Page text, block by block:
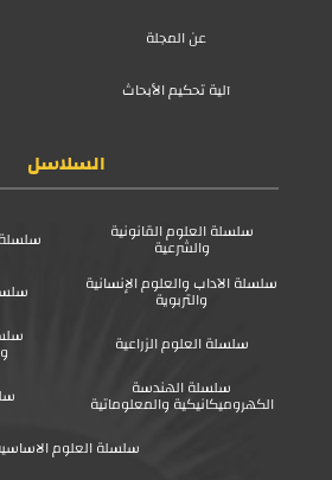
عن المجلة
آلية تحكيم الأبحاث
السلاسل
سلسلة العلوم القانونية
والشرعية
سلسلة
سلسلة الآداب والعلوم الإنسانية
والتربوية
سلسلة العلوم الزراعية
سلسلة الهندسة
الكهروميكانيكية والمعلوماتية
سلسلة العلوم